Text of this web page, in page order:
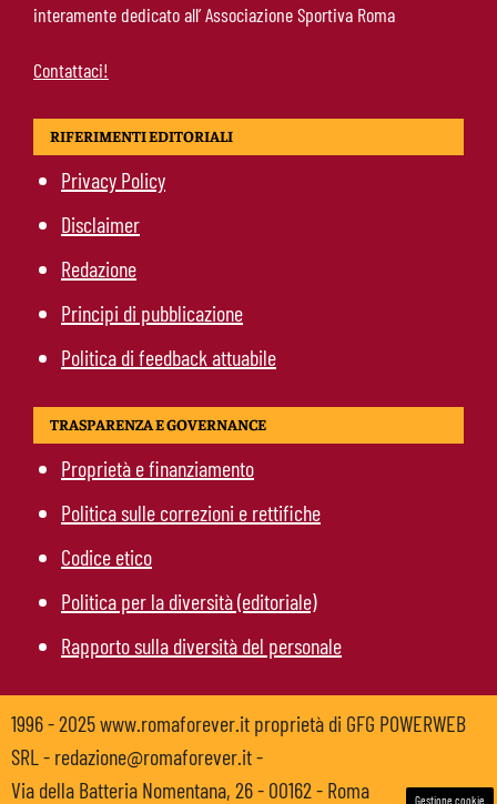
interamente dedicato all’ Associazione Sportiva Roma
Contattaci!
RIFERIMENTI EDITORIALI
Privacy Policy
Disclaimer
Redazione
Principi di pubblicazione
Politica di feedback attuabile
TRASPARENZA E GOVERNANCE
Proprietà e finanziamento
Politica sulle correzioni e rettifiche
Codice etico
Politica per la diversità (editoriale)
Rapporto sulla diversità del personale
1996 - 2025 www.romaforever.it proprietà di GFG POWERWEB
SRL - redazione@romaforever.it -
Via della Batteria Nomentana, 26 - 00162 - Roma
Gestione cookie